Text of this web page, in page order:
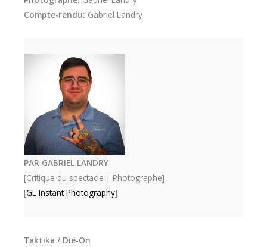
Compte-rendu: Gabriel Landry
PAR GABRIEL LANDRY
[Critique du spectacle | Photographe]
[GL Instant Photography]
Taktika / Die-On